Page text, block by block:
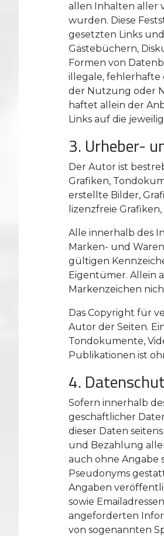
allen Inhalten aller
wurden. Diese
gesetzten Links
Gästebüchern,
Formen von
illegale, fehlerhafte
der Nutzung oder
haftet allein der
Links auf die
3. Urheber-
Der Autor ist
Grafiken,
erstellte Bilder,
lizenzfreie
Alle innerhalb des
Marken- und
gültigen
Eigentümer. Allein
Markenzeichen
Das Copyright für
Autor der Seiten.
Tondokumente,
Publikationen ist
4.
Sofern innerhalb
geschäftlicher
dieser Daten
und Bezahlung
auch ohne Angabe
Pseudonyms
Angaben
sowie
angeforderten
von sogenannten